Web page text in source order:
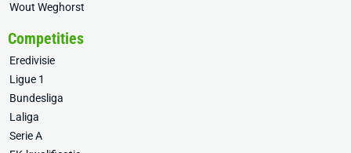
Wout Weghorst
Competities
Eredivisie
Ligue 1
Bundesliga
Laliga
Serie A